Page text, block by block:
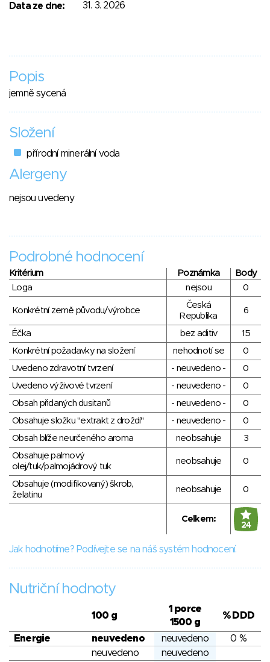
Data ze dne:
31. 3. 2026
Popis
jemně sycená
Složení
přírodní minerální voda
Alergeny
nejsou uvedeny
Podrobné hodnocení
Kritérium Poznámka
Body
Loga
nejsou 0
Konkrétní země původu/výrobce
Česká
Republika
6
Éčka bez aditiv
15
Konkrétní požadavky na složení
nehodnotí se
0
Uvedeno zdravotní tvrzení
- neuvedeno -
0
Uvedeno výživové tvrzení
- neuvedeno -
0
Obsah přidaných dusitanů
- neuvedeno -
0
Obsahuje složku "extrakt z droždí"
- neuvedeno -
0
Obsah blíže neurčeného aroma
neobsahuje
3
Obsahuje palmový
olej/tuk/palmojádrový tuk
neobsahuje 0
Obsahuje (modifikovaný) škrob,
želatinu
neobsahuje 0
Celkem:
24
Jak hodnotíme? Podívejte se na náš systém hodnocení.
Nutriční hodnoty
100 g
1 porce
1500 g
% DDD
Energie neuvedeno neuvedeno
0 %
neuvedeno
neuvedeno